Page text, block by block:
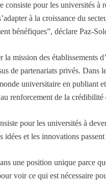
consiste pour les universités
à la croissance du
bénéfiques”, déclare Paz-
mission des établissements
de partenariats privés.
universitaire en publiant
renforcement de la crédibilité
pour les universités à
et les innovations
une position unique parce
voir ce qui est nécessaire